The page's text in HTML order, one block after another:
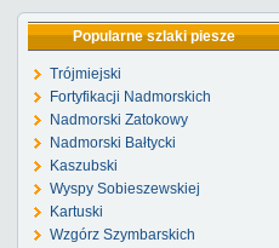
Popularne szlaki piesze
Trójmiejski
Fortyfikacji Nadmorskich
Nadmorski Zatokowy
Nadmorski Bałtycki
Kaszubski
Wyspy Sobieszewskiej
Kartuski
Wzgórz Szymbarskich